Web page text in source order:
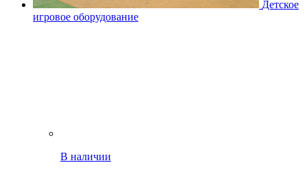
Детское
игровое оборудование
В наличии